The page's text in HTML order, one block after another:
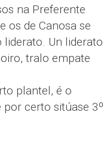
na Preferente
os de Canosa se
Un liderato
tralo empate
plantel, é o
certo sitúase 3º